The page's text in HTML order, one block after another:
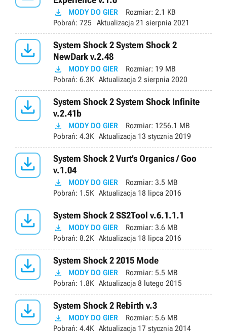
 MODY DO GIER Rozmiar: 2.1 KB
Pobrań: 725 Aktualizacja 21 sierpnia 2021

System Shock 2 System Shock 2
NewDark v.2.48
 MODY DO GIER Rozmiar: 19 MB
Pobrań: 6.3K Aktualizacja 2 sierpnia 2020

System Shock 2 System Shock Infinite
v.2.41b
 MODY DO GIER Rozmiar: 1256.1 MB
Pobrań: 4.3K Aktualizacja 13 stycznia 2019

System Shock 2 Vurt's Organics / Goo
v.1.04
 MODY DO GIER Rozmiar: 3.5 MB
Pobrań: 1.5K Aktualizacja 18 lipca 2016
 System Shock 2 SS2Tool v.6.1.1.1
 MODY DO GIER Rozmiar: 3.6 MB
Pobrań: 8.2K Aktualizacja 18 lipca 2016
 System Shock 2 2015 Mode
 MODY DO GIER Rozmiar: 5.5 MB
Pobrań: 1.8K Aktualizacja 8 lutego 2015
 System Shock 2 Rebirth v.3
 MODY DO GIER Rozmiar: 5.6 MB
Pobrań: 4.4K Aktualizacja 17 stycznia 2014